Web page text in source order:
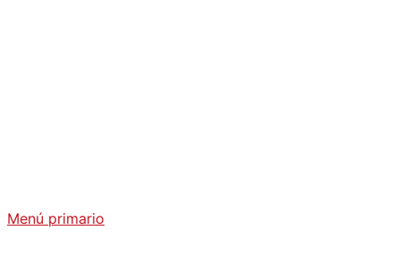
Menú primario